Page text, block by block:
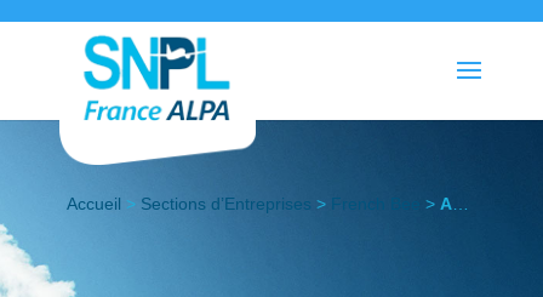
Accueil > Sections d’Entreprises > French Bee > Actualités